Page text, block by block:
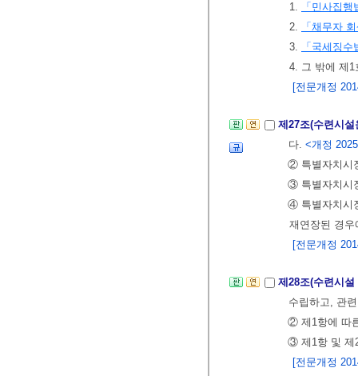
1.
「민사집행
2.
「채무자
3.
「국세징수
4. 그 밖에 제1
[전문개정
제27조(수련시
다. <개정
② 특별자치시
③ 특별자치시
④ 특별자치시
재연장된 경
[전문개정
제28조(수련시
수립하고, 관
② 제1항에 따
③ 제1항 및 제
[전문개정